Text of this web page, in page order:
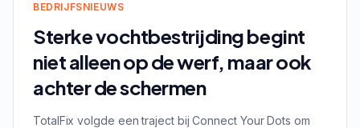
BEDRIJFSNIEUWS
Sterke vochtbestrijding begint
niet alleen op de werf, maar ook
achter de schermen
TotalFix volgde een traject bij Connect Your Dots om